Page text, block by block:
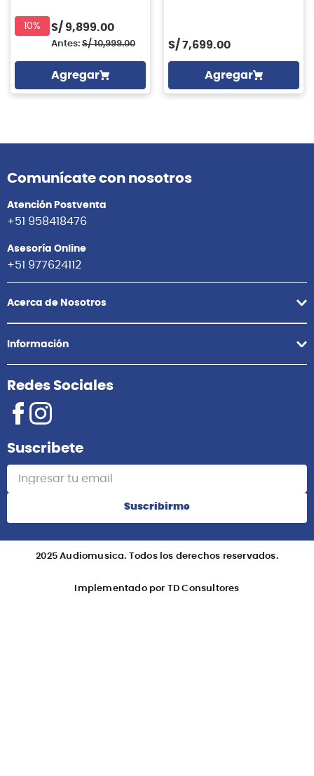
10% S/ 9,899.00
Antes: S/ 10,999.00
Agregar
S/ 7,699.00
Agregar
Comunícate con nosotros
Atención Postventa
+51 958418476
Asesoría Online
+51 977624112
Acerca de Nosotros
Información
Redes Sociales
Suscribete
Suscribirme
2025 Audiomusica. Todos los derechos reservados.
Implementado por TD Consultores